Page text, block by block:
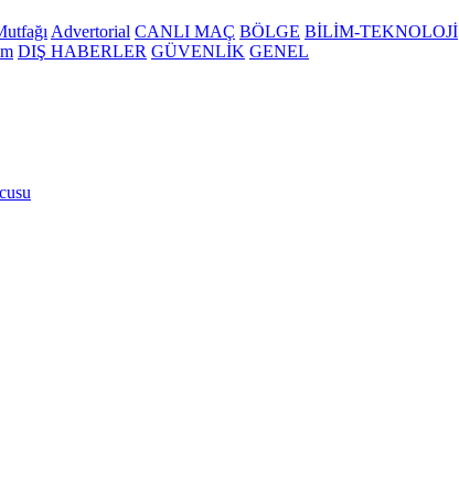
Advertorial CANLI MAÇ BÖLGE BİLİM-TEKNOLOJİ
DIŞ HABERLER GÜVENLİK GENEL